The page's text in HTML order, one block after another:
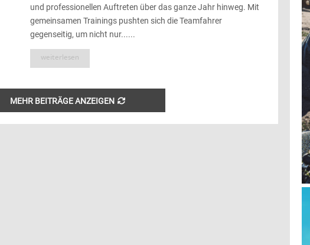
und professionellen Auftreten über das ganze Jahr hinweg. Mit
gemeinsamen Trainings pushten sich die Teamfahrer
gegenseitig, um nicht nur......
weiterlesen
MEHR BEITRÄGE ANZEIGEN